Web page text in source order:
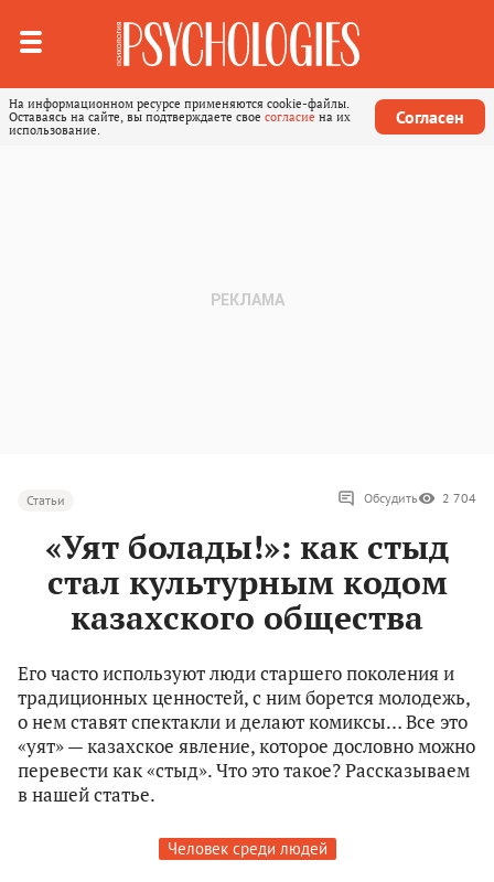
На информационном ресурсе применяются cookie-файлы.
Оставаясь на сайте, вы подтверждаете свое согласие на их
использование.
Согласен
Статьи Обсудить 2 704
«Уят болады!»: как стыд
стал культурным кодом
казахского общества
Его часто используют люди старшего поколения и
традиционных ценностей, с ним борется молодежь,
о нем ставят спектакли и делают комиксы… Все это
«уят» — казахское явление, которое дословно можно
перевести как «стыд». Что это такое? Рассказываем
в нашей статье.
Человек среди людей